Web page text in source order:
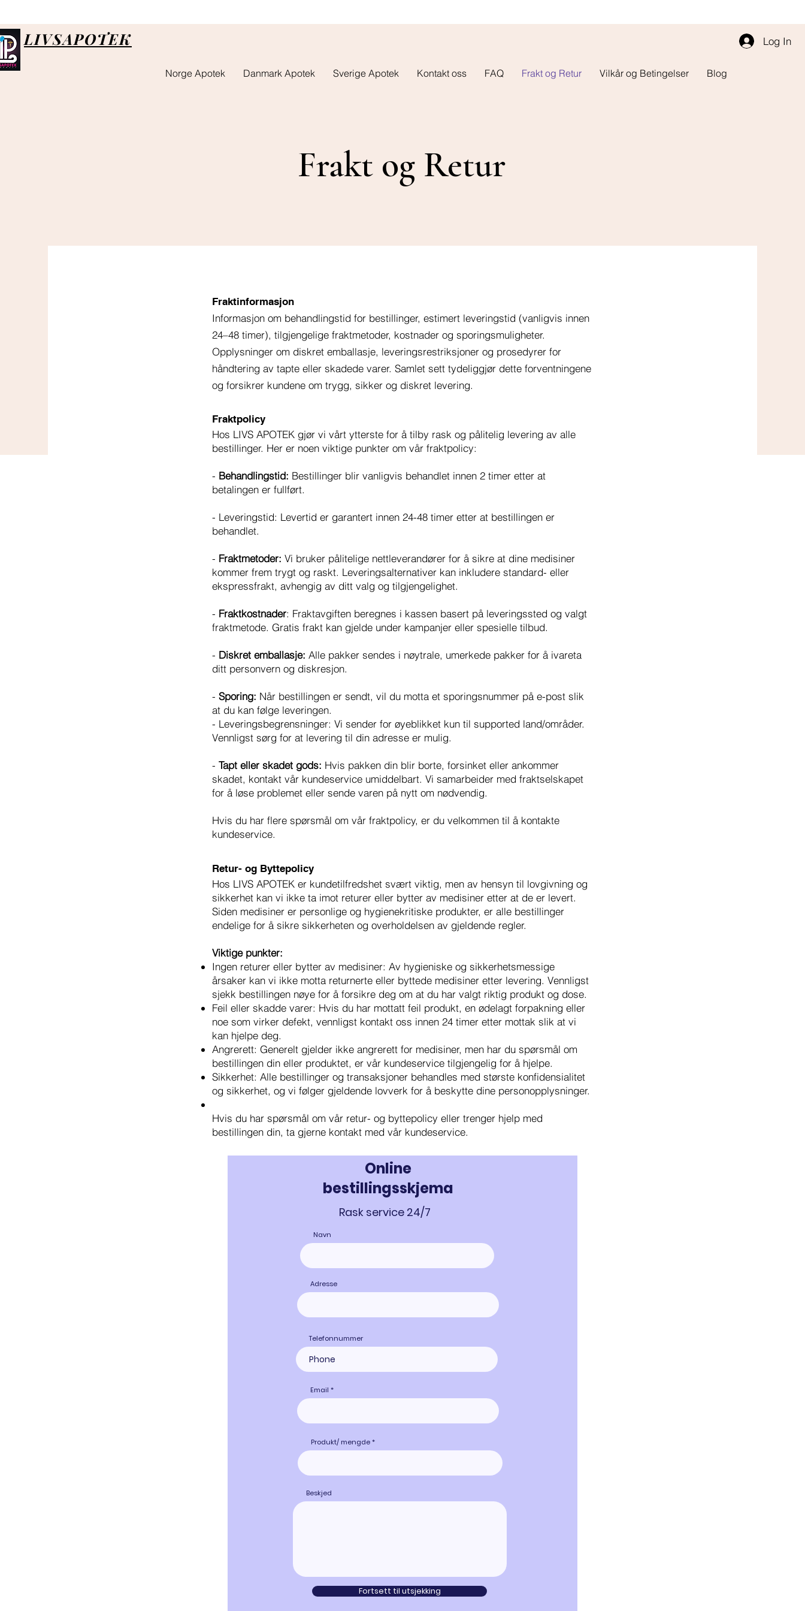
LIVSAPOTEK Log In
Norge Apotek Danmark Apotek Sverige Apotek Kontakt oss FAQ Frakt og Retur Vilkår og Betingelser Blog
Frakt og Retur
Fraktinformasjon
Informasjon om behandlingstid for bestillinger, estimert leveringstid (vanligvis innen
24–48 timer), tilgjengelige fraktmetoder, kostnader og sporingsmuligheter.
Opplysninger om diskret emballasje, leveringsrestriksjoner og prosedyrer for
håndtering av tapte eller skadede varer. Samlet sett tydeliggjør dette forventningene
og forsikrer kundene om trygg, sikker og diskret levering.
Fraktpolicy
Hos LIVS APOTEK gjør vi vårt ytterste for å tilby rask og pålitelig levering av alle
bestillinger. Her er noen viktige punkter om vår fraktpolicy:
- Behandlingstid: Bestillinger blir vanligvis behandlet innen 2 timer etter at
betalingen er fullført.
- Leveringstid: Levertid er garantert innen 24-48 timer etter at bestillingen er
behandlet.
- Fraktmetoder: Vi bruker pålitelige nettleverandører for å sikre at dine medisiner
kommer frem trygt og raskt. Leveringsalternativer kan inkludere standard- eller
ekspressfrakt, avhengig av ditt valg og tilgjengelighet.
- Fraktkostnader: Fraktavgiften beregnes i kassen basert på leveringssted og valgt
fraktmetode. Gratis frakt kan gjelde under kampanjer eller spesielle tilbud.
- Diskret emballasje: Alle pakker sendes i nøytrale, umerkede pakker for å ivareta
ditt personvern og diskresjon.
- Sporing: Når bestillingen er sendt, vil du motta et sporingsnummer på e-post slik
at du kan følge leveringen.
- Leveringsbegrensninger: Vi sender for øyeblikket kun til supported land/områder.
Vennligst sørg for at levering til din adresse er mulig.
- Tapt eller skadet gods: Hvis pakken din blir borte, forsinket eller ankommer
skadet, kontakt vår kundeservice umiddelbart. Vi samarbeider med fraktselskapet
for å løse problemet eller sende varen på nytt om nødvendig.
Hvis du har flere spørsmål om vår fraktpolicy, er du velkommen til å kontakte
kundeservice.
Retur- og Byttepolicy
Hos LIVS APOTEK er kundetilfredshet svært viktig, men av hensyn til lovgivning og
sikkerhet kan vi ikke ta imot returer eller bytter av medisiner etter at de er levert.
Siden medisiner er personlige og hygienekritiske produkter, er alle bestillinger
endelige for å sikre sikkerheten og overholdelsen av gjeldende regler.
Viktige punkter:
Ingen returer eller bytter av medisiner: Av hygieniske og sikkerhetsmessige
årsaker kan vi ikke motta returnerte eller byttede medisiner etter levering. Vennligst
sjekk bestillingen nøye for å forsikre deg om at du har valgt riktig produkt og dose.
Feil eller skadde varer: Hvis du har mottatt feil produkt, en ødelagt forpakning eller
noe som virker defekt, vennligst kontakt oss innen 24 timer etter mottak slik at vi
kan hjelpe deg.
Angrerett: Generelt gjelder ikke angrerett for medisiner, men har du spørsmål om
bestillingen din eller produktet, er vår kundeservice tilgjengelig for å hjelpe.
Sikkerhet: Alle bestillinger og transaksjoner behandles med største konfidensialitet
og sikkerhet, og vi følger gjeldende lovverk for å beskytte dine personopplysninger.
Hvis du har spørsmål om vår retur- og byttepolicy eller trenger hjelp med
bestillingen din, ta gjerne kontakt med vår kundeservice.
Online
bestillingsskjema
Rask service 24/7
Navn
Adresse
Telefonnummer
Email
Produkt/ mengde
Beskjed
Fortsett til utsjekking